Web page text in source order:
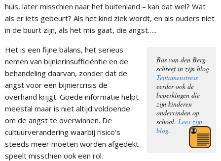
huis, later misschien naar het buitenland – kan dat wel? Wat
als er iets gebeurt? Als het kind ziek wordt, en als ouders niet
in de buurt zijn, als het mis gaat, die angst…..
Bas van den Berg
schreef in zijn blog
Tentamenstress
eerder ook de
beperkingen die
zijn kinderen
ondervinden op
school. Lees zijn
blog.
Het is een fijne balans, het serieus
nemen van bijnierinsufficiëntie en de
behandeling daarvan, zonder dat de
angst voor een bijniercrisis de
overhand krijgt. Goede informatie helpt
meestal maar is niet altijd voldoende
om de angst te overwinnen. De
cultuurverandering waarbij risico’s
steeds meer moeten worden afgedekt
speelt misschien ook een rol.